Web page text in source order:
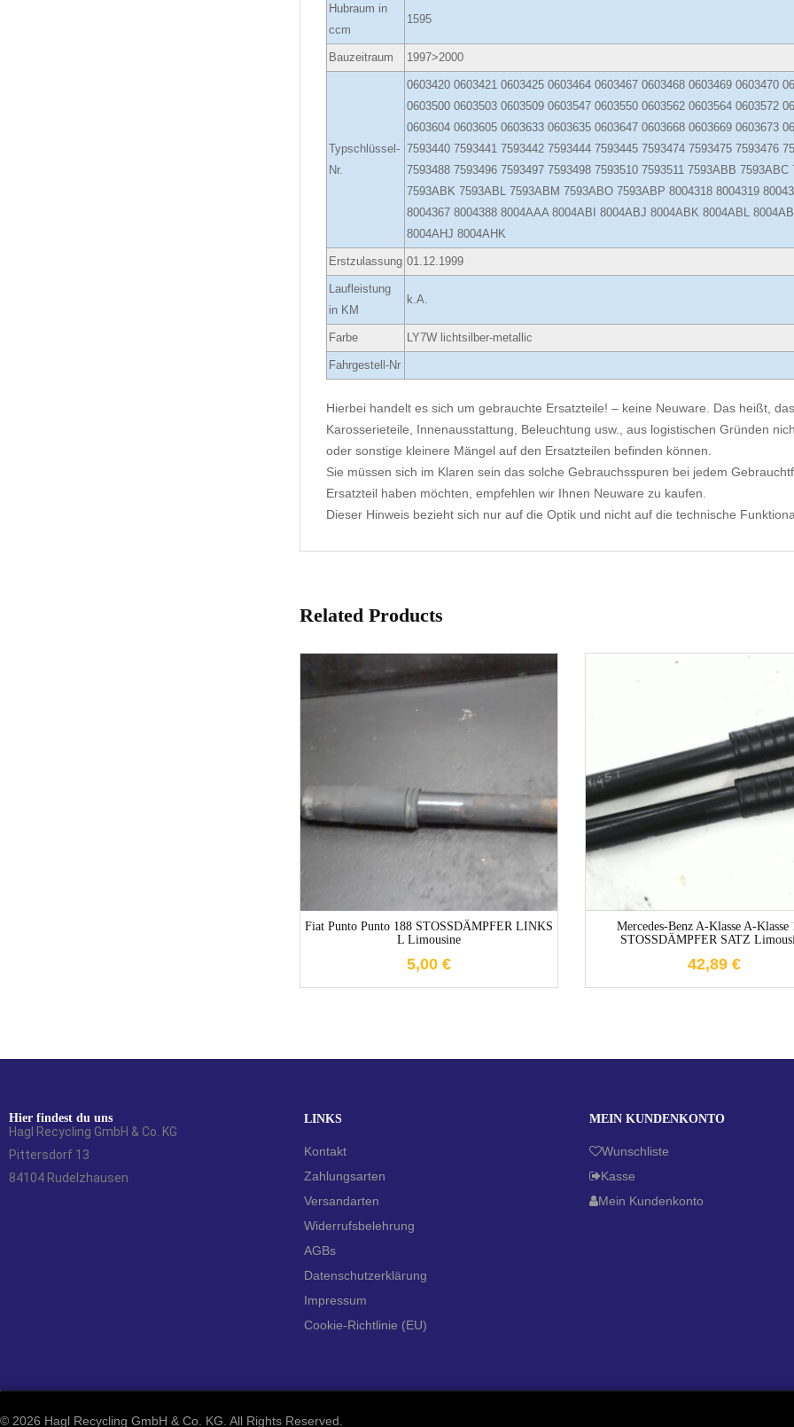
Hubraum in
ccm
1595
Bauzeitraum 1997>2000
Typschlüssel-
Nr.
0603420 0603421 0603425 0603464 0603467 0603468 0603469 0603470
0603500 0603503 0603509 0603547 0603550 0603562 0603564 0603572
0603604 0603605 0603633 0603635 0603647 0603668 0603669 0603673
7593440 7593441 7593442 7593444 7593445 7593474 7593475 7593476
7593488 7593496 7593497 7593498 7593510 7593511 7593ABB
7593ABK 7593ABL 7593ABM 7593ABO 7593ABP 8004318 8004319
8004367 8004388 8004AAA 8004ABI 8004ABJ 8004ABK 8004ABL
8004AHJ 8004AHK
Erstzulassung 01.12.1999
Laufleistung
in KM
k.A.
Farbe LY7W lichtsilber-metallic
Fahrgestell-Nr
Hierbei handelt es sich um gebrauchte Ersatzteile! – keine Neuware. Das heißt,
Karosserieteile, Innenausstattung, Beleuchtung usw., aus logistischen Gründen
oder sonstige kleinere Mängel auf den Ersatzteilen befinden können.
Sie müssen sich im Klaren sein das solche Gebrauchsspuren bei jedem
Ersatzteil haben möchten, empfehlen wir Ihnen Neuware zu kaufen.
Dieser Hinweis bezieht sich nur auf die Optik und nicht auf die technische
Related Products
Fiat Punto Punto 188 STOSSDÄMPFER LINKS
L Limousine
5,00 €
1-3 Werktage
Mercedes-Benz A-Klasse A-Klasse
STOSSDÄMPFER SATZ
42,89 €
1-3 Werktage
Hier findest du uns
Hagl Recycling GmbH & Co. KG
Pittersdorf 13
84104 Rudelzhausen
LINKS
Kontakt
Zahlungsarten
Versandarten
Widerrufsbelehrung
AGBs
Datenschutzerklärung
Impressum
Cookie-Richtlinie (EU)
MEIN KUNDENKONTO
Wunschliste
Kasse
Mein Kundenkonto
© 2026 Hagl Recycling GmbH & Co. KG. All Rights Reserved.